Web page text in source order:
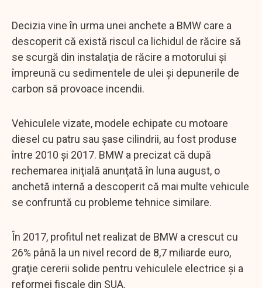
Decizia vine în urma unei anchete a BMW care a
descoperit că există riscul ca lichidul de răcire să
se scurgă din instalaţia de răcire a motorului şi
împreună cu sedimentele de ulei şi depunerile de
carbon să provoace incendii.
Vehiculele vizate, modele echipate cu motoare
diesel cu patru sau şase cilindrii, au fost produse
între 2010 şi 2017. BMW a precizat că după
rechemarea iniţială anunţată în luna august, o
anchetă internă a descoperit că mai multe vehicule
se confruntă cu probleme tehnice similare.
În 2017, profitul net realizat de BMW a crescut cu
26% până la un nivel record de 8,7 miliarde euro,
graţie cererii solide pentru vehiculele electrice şi a
reformei fiscale din SUA.